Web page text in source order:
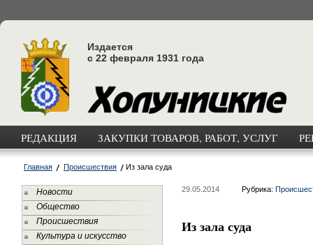
Издается
с 22 февраля 1931 года
РЕДАКЦИЯ ЗАКУПКИ ТОВАРОВ, РАБОТ, УСЛУГ
Главная Происшествия Из зала суда
Новости
Общество
Происшествия
Культура и искусство
29.05.2014 Рубрика:
Из зала суда